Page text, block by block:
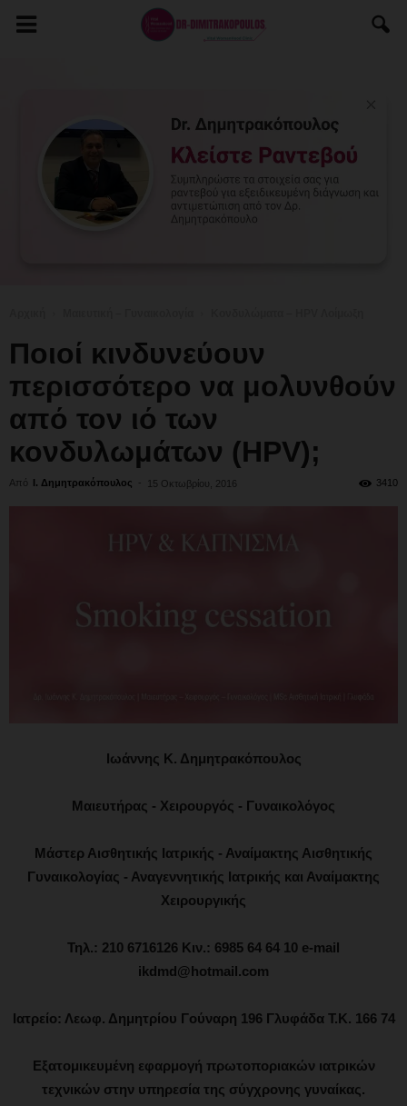
Πoιοί κινδυνεύουν
περισσότερο να μολυνθούν
από τον ιό των
κονδυλωμάτων (HPV);
Από Ι. Δημητρακόπουλος - 15 Οκτωβρίου, 2016 3410
Ιωάννης Κ. Δημητρακόπουλος
Μαιευτήρας - Χειρουργός - Γυναικολόγος
Μάστερ Αισθητικής Ιατρικής - Αναίμακτης Αισθητικής
Γυναικολογίας - Αναγεννητικής Ιατρικής και Αναίμακτης
Χειρουργικής
Τηλ.: 210 6716126 Κιν.: 6985 64 64 10 e-mail
ikdmd@hotmail.com
Ιατρείο: Λεωφ. Δημητρίου Γούναρη 196 Γλυφάδα Τ.Κ. 166 74
Εξατομικευμένη εφαρμογή πρωτοποριακών ιατρικών
τεχνικών στην υπηρεσία της σύγχρονης γυναίκας.